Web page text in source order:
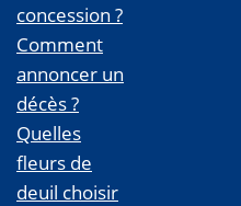
concession ?
Comment
annoncer un
décès ?
Quelles
fleurs de
deuil choisir